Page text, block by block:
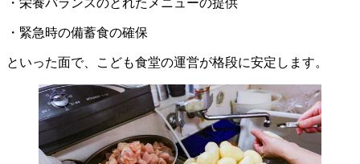
・栄養バランスのとれたメニューの提供
・緊急時の備蓄食の確保
といった面で、こども食堂の運営が格段に安定します。